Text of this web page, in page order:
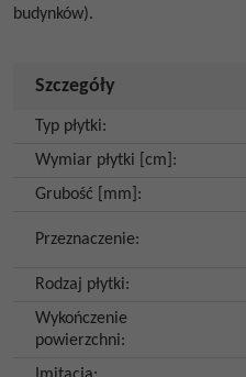
budynków).
Szczegóły
Typ płytki:
Wymiar płytki [cm] :
Grubość [mm] :
Przeznaczenie:
Rodzaj płytki:
Wykończenie
powierzchni: